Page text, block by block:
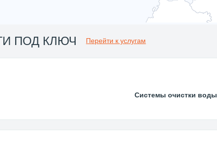
ПОД КЛЮЧ Перейти к услугам
Системы очистки воды